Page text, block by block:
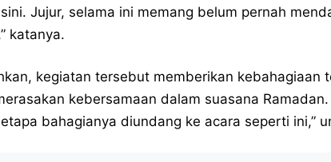
Jujur, selama ini memang belum pernah
katanya.
kegiatan tersebut memberikan kebahagiaan
kebersamaan dalam suasana
bahagianya diundang ke acara seperti ini,”